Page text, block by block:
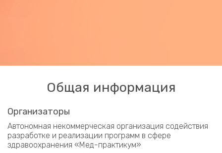
Общая информация
Организаторы
Автономная некоммерческая организация содействия
разработке и реализации программ в сфере
здравоохранения «Мед-практикум»